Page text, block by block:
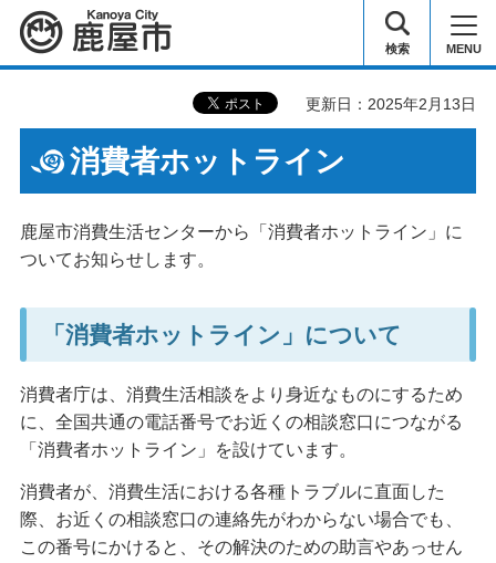
鹿屋市 検索 MENU
更新日：2025年2月13日
消費者ホットライン
鹿屋市消費生活センターから「消費者ホットライン」に
ついてお知らせします。
「消費者ホットライン」について
消費者庁は、消費生活相談をより身近なものにするため
に、全国共通の電話番号でお近くの相談窓口につながる
「消費者ホットライン」を設けています。
消費者が、消費生活における各種トラブルに直面した
際、お近くの相談窓口の連絡先がわからない場合でも、
この番号にかけると、その解決のための助言やあっせん